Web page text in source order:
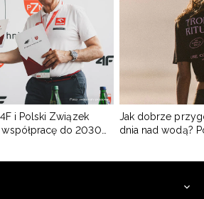
i Polski Związek
współpracę do 2030
Jak dobrze
dnia nad wodą?